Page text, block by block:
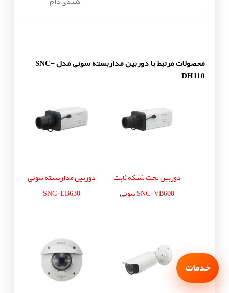
محصولات مرتبط با دوربین مداربسته سونی مدل SNC-
DH110
دوربین تحت شبکه ثابت
SNC-VB600 سونی
دوربین مداربسته سونی
SNC-EB630
خدمات